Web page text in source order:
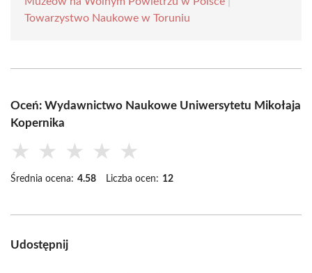
Towarzystwo Naukowe w Toruniu
Oceń: Wydawnictwo Naukowe Uniwersytetu Mikołaja
Kopernika
★ ★ ★ ★ ★
Średnia ocena: 4.58 Liczba ocen: 12
Udostępnij